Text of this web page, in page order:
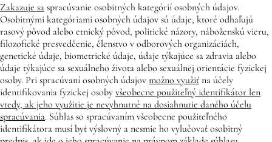
Zakazuje sa spracúvanie osobitných kategórií osobných údajov.
Osobitnými kategóriami osobných údajov sú údaje, ktoré odhaľujú
rasový pôvod alebo etnický pôvod, politické názory, náboženskú vieru,
filozofické presvedčenie, členstvo v odborových organizáciách,
genetické údaje, biometrické údaje, údaje týkajúce sa zdravia alebo
údaje týkajúce sa sexuálneho života alebo sexuálnej orientácie fyzickej
osoby. Pri spracúvaní osobných údajov možno využiť na účely
identifikovania fyzickej osoby všeobecne použiteľný identifikátor len
vtedy, ak jeho využitie je nevyhnutné na dosiahnutie daného účelu
spracúvania. Súhlas so spracúvaním všeobecne použiteľného
identifikátora musí byť výslovný a nesmie ho vylučovať osobitný